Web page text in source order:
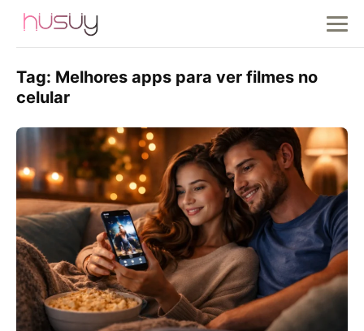
Tag: Melhores apps para ver filmes no
celular